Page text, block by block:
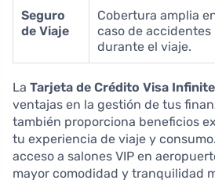
Seguro
de Viaje
Cobertura amplia
caso de accidentes
durante el viaje.
La Tarjeta de Crédito Visa
ventajas en la gestión de tus
también proporciona beneficios
tu experiencia de viaje y
acceso a salones VIP en
mayor comodidad y tranquilidad